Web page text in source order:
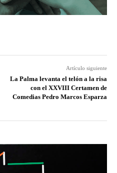
Artículo siguiente
La Palma levanta el telón a la risa
con el XXVIII Certamen de
Comedias Pedro Marcos Esparza